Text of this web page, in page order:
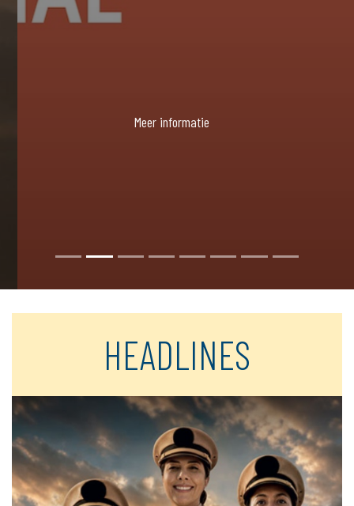
Meer informatie
HEADLINES